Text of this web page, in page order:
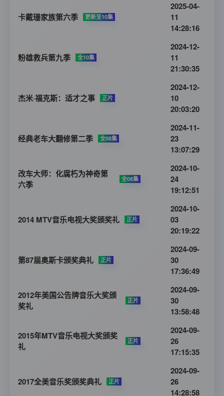
卡戴珊家族第六季 更新至10集
2025-04-
11
14:28:16
粉雄救兵第九季 全10集
2024-12-
11
21:30:35
杰米·福克斯：适才之事 正片
2024-12-
10
20:03:20
经典老车大翻修第二季 全08集
2024-11-
23
13:07:29
改车大师：化腐朽为神奇第
六季
全08集
2024-10-
24
19:12:51
2014 MTV音乐电视大奖颁奖礼 正片
2024-10-
03
20:19:22
第87届奥斯卡颁奖典礼 正片
2024-09-
30
17:36:49
2012年美国公告牌音乐大奖颁
奖礼
正片
2024-09-
30
13:58:48
2015年MTV音乐电视大奖颁奖
礼
正片
2024-09-
26
17:15:35
2017全美音乐奖颁奖典礼 正片
2024-09-
26
14:28:58